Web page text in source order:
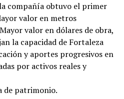
compañía obtuvo el primer
valor en metros
valor en dólares de obra,
la capacidad de Fortaleza
y aportes progresivos en
por activos reales y
de patrimonio.